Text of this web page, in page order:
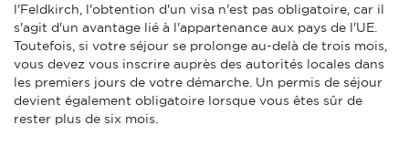
l'Feldkirch, l'obtention d'un visa n'est pas obligatoire, car il
s'agit d'un avantage lié à l'appartenance aux pays de l'UE.
Toutefois, si votre séjour se prolonge au-delà de trois mois,
vous devez vous inscrire auprès des autorités locales dans
les premiers jours de votre démarche. Un permis de séjour
devient également obligatoire lorsque vous êtes sûr de
rester plus de six mois.